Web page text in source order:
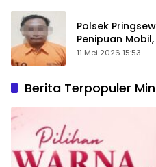
Polsek
Penipuan
11 Mei 2026 15:53
Berita Terpopuler